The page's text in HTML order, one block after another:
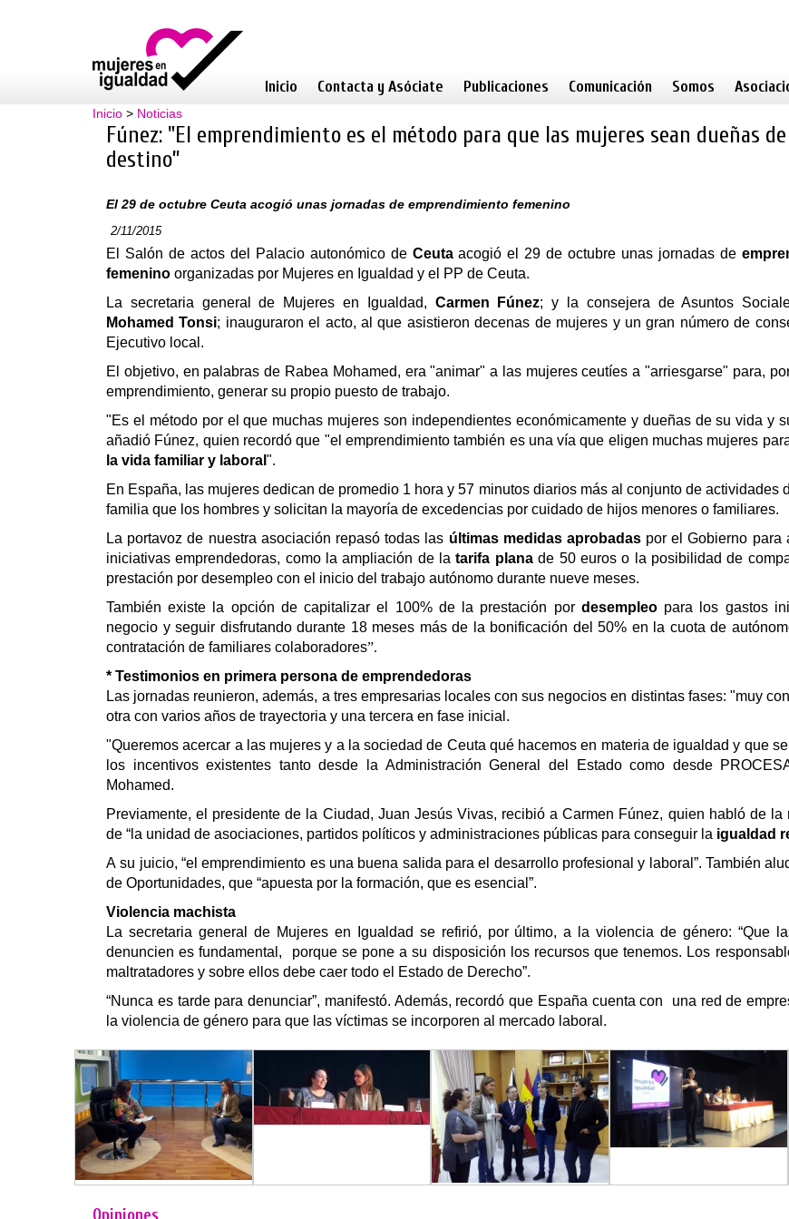
Inicio Contacta y Asóciate Publicaciones Comunicación Somos
Inicio > Noticias
Fúnez: "El emprendimiento es el método para que las mujeres sean dueñas
destino”
El 29 de octubre Ceuta acogió unas jornadas de ‪‎emprendimiento‬ femenino
2/11/2015
El Salón de actos del Palacio autonómico de Ceutaacogió el 29 de octubre unas jornadas de
femenino organizadas por Mujeres en Igualdad y el PP de Ceuta.
La secretaria general de Mujeres en Igualdad, Carmen Fúnez; y la consejera de Asuntos
Mohamed Tonsi; inauguraron el acto, al que asistieron decenas de mujeres y un gran número de
Ejecutivo local.
El objetivo, en palabras de Rabea Mohamed, era "animar" a las mujeres ceutíes a "arriesgarse" para,
emprendimiento, generar su propio puesto de trabajo.
"Es el método por el que muchas mujeres son independientes económicamente y dueñas de su vida y
añadió Fúnez, quien recordó que "el emprendimiento también es una vía que eligen muchas mujeres
la vida familiar y laboral ".
En España, las mujeres dedican de promedio 1 hora y 57 minutos diarios más al conjunto de actividades
familia que los hombres y solicitan la mayoría de excedencias por cuidado de hijos menores o familiares.
La portavoz de nuestra asociación repasó todas las últimas medidas aprobadas por el Gobierno para
iniciativas emprendedoras, como la ampliación de latarifa planade 50 euros o la posibilidad de
prestación por desempleo con el inicio del trabajo autónomo durante nueve meses.
También existe la opción de capitalizar el 100% de la prestación por desempleopara los gastos
negocio y seguir disfrutando durante 18 meses más de la bonificación del 50% en la cuota de
contratación de familiares colaboradores”.
* Testimonios en primera persona de emprendedoras
Las jornadas reunieron, además, a tres empresarias locales con sus negocios en distintas fases: "muy
otra con varios años de trayectoria y una tercera en fase inicial.
"Queremos acercar a las mujeres y a la sociedad de Ceuta qué hacemos en materia de igualdad y que se
los incentivos existentes tanto desde la Administración General del Estado como desde
Mohamed.
Previamente, el presidente de la Ciudad, Juan Jesús Vivas, recibió a Carmen Fúnez, quien habló de la
de “la unidad de asociaciones, partidos políticos y administraciones públicas para conseguir la igualdad
A su juicio, “el emprendimiento es una buena salida para el desarrollo profesional y laboral”. También
de Oportunidades, que “apuesta por la formación, que es esencial”.
Violencia machista
La secretaria general de Mujeres en Igualdad se refirió, por último, a laviolencia de género: “Que
denuncien es fundamental, porque se pone a su disposición los recursos que tenemos. Los
maltratadores y sobre ellos debe caer todo el Estado de Derecho”.
“Nunca es tarde para denunciar”, manifestó. Además, recordó que España cuenta con una red de
la violencia de género para que las víctimas se incorporen al mercado laboral.